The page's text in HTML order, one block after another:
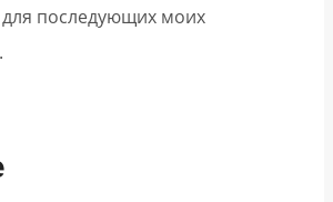
последующих моих